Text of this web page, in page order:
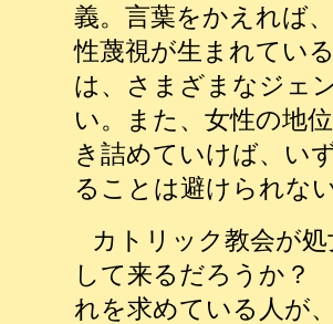
義。言葉をかえれば
性蔑視が生まれてい
は、さまざまなジェ
い。また、女性の地
き詰めていけば、い
ることは避けられな
カトリック教会が
して来るだろうか？
れを求めている人が